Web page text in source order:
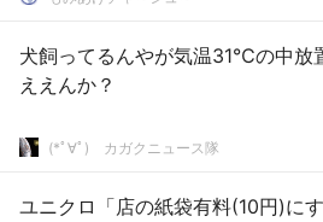
犬飼ってるんやが気温31℃の中放
ええんか？
(*ﾟ∀ﾟ)ゞカガクニュース隊
ユニクロ「店の紙袋有料(10円)に